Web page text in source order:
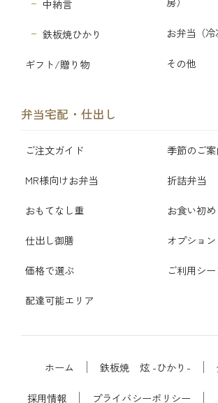
中納言
鉄板焼ひかり
ギフト/贈り物
お弁当（冷
その他
弁当宅配・仕出し
ご注文ガイド 季節のご案
MR様向けお弁当 折詰弁当
おもてなし重 お食い初め
仕出し御膳 オプション
価格で選ぶ ご利用シ
配達可能エリア
ホーム 鉄板焼 炫 -ひかり-
採用情報 プライバシーポリシー